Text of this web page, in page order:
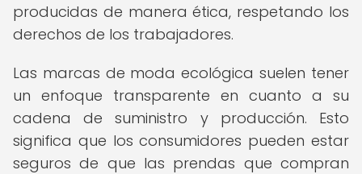
producidas de manera ética, respetando los
derechos de los trabajadores.
Las marcas de moda ecológica suelen tener
un enfoque transparente en cuanto a su
cadena de suministro y producción. Esto
significa que los consumidores pueden estar
seguros de que las prendas que compran